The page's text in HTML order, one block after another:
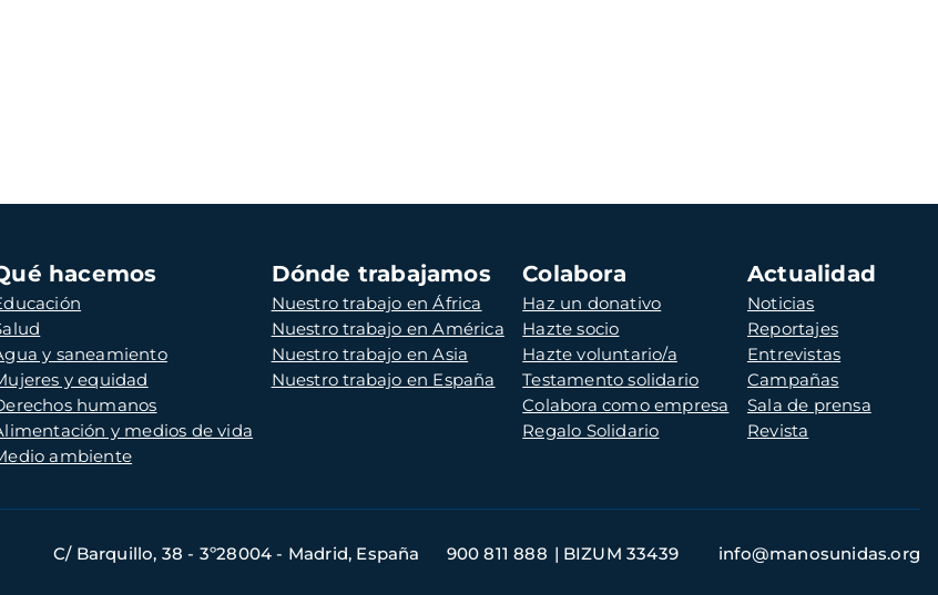
hacemos
y saneamiento
y equidad
humanos
y medios de vida
ambiente
Dónde trabajamos
Nuestro trabajo en África
Nuestro trabajo en América
Nuestro trabajo en Asia
Nuestro trabajo en España
Colabora
Haz un donativo
Hazte socio
Hazte voluntario/a
Testamento solidario
Colabora como empresa
Regalo Solidario
Actualidad
Noticias
Reportajes
Entrevistas
Campañas
Sala de prensa
Revista
C/ Barquillo, 38 - 3º28004 - Madrid, España 900 811 888 BIZUM 33439 info@manosunidas.org